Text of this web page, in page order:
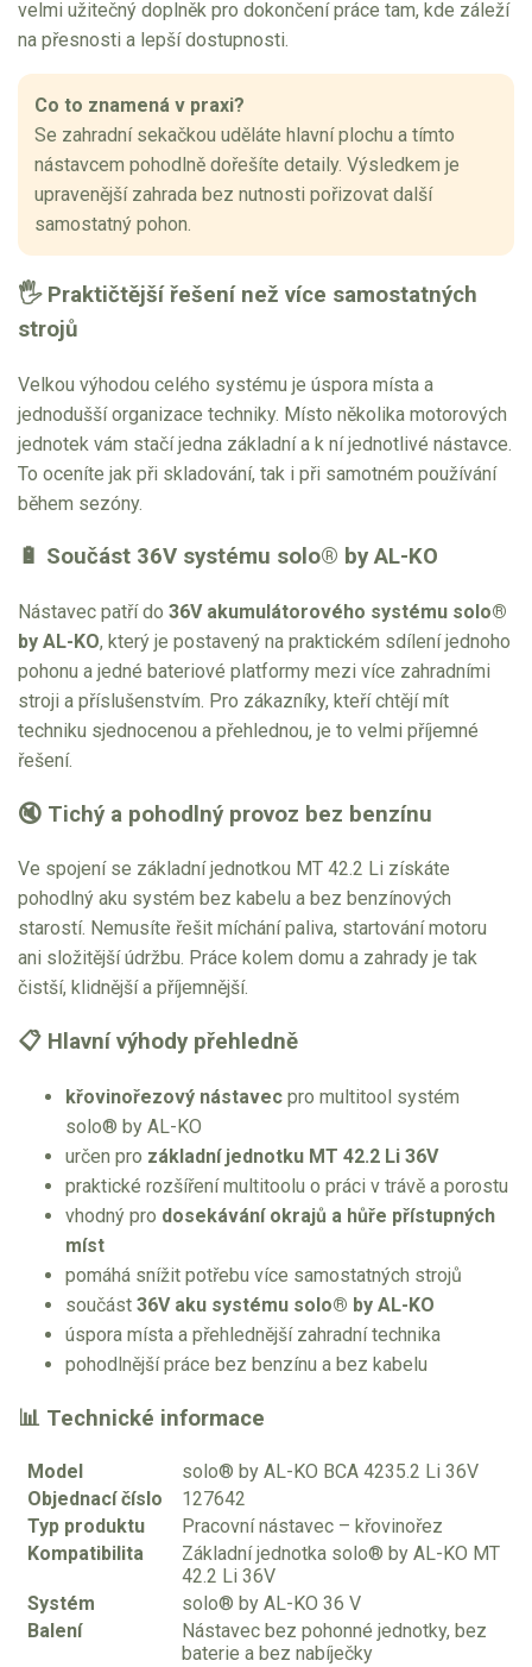
velmi užitečný doplněk pro dokončení práce tam, kde záleží
na přesnosti a lepší dostupnosti.
Co to znamená v praxi?
Se zahradní sekačkou uděláte hlavní plochu a tímto
nástavcem pohodlně dořešíte detaily. Výsledkem je
upravenější zahrada bez nutnosti pořizovat další
samostatný pohon.
🖐 Praktičtější řešení než více samostatných
strojů
Velkou výhodou celého systému je úspora místa a
jednodušší organizace techniky. Místo několika motorových
jednotek vám stačí jedna základní a k ní jednotlivé nástavce.
To oceníte jak při skladování, tak i při samotném používání
během sezóny.
🔋 Součást 36V systému solo® by AL-KO
Nástavec patří do 36V akumulátorového systému solo®
by AL-KO, který je postavený na praktickém sdílení jednoho
pohonu a jedné bateriové platformy mezi více zahradními
stroji a příslušenstvím. Pro zákazníky, kteří chtějí mít
techniku sjednocenou a přehlednou, je to velmi příjemné
řešení.
🔇 Tichý a pohodlný provoz bez benzínu
Ve spojení se základní jednotkou MT 42.2 Li získáte
pohodlný aku systém bez kabelu a bez benzínových
starostí. Nemusíte řešit míchání paliva, startování motoru
ani složitější údržbu. Práce kolem domu a zahrady je tak
čistší, klidnější a příjemnější.
📋 Hlavní výhody přehledně
křovinořezový nástavec pro multitool systém
solo® by AL-KO
určen pro základní jednotku MT 42.2 Li 36V
praktické rozšíření multitoolu o práci v trávě a porostu
vhodný pro dosekávání okrajů a hůře přístupných
míst
pomáhá snížit potřebu více samostatných strojů
součást 36V aku systému solo® by AL-KO
úspora místa a přehlednější zahradní technika
pohodlnější práce bez benzínu a bez kabelu
📊 Technické informace
Model
solo® by AL-KO BCA 4235.2 Li 36V
Objednací číslo
127642
Typ produktu
Pracovní nástavec – křovinořez
Kompatibilita
Základní jednotka solo® by AL-KO MT
42.2 Li 36V
Systém
solo® by AL-KO 36 V
Balení
Nástavec bez pohonné jednotky, bez
baterie a bez nabíječky